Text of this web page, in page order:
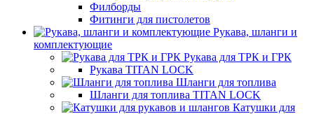
Филборды
Фитинги для пистолетов
Рукава, шланги и
комплектующие
Рукава для ТРК и ГРК
Рукава TITAN LOCK
Шланги для топлива
Шланги для топлива TITAN LOCK
Катушки для